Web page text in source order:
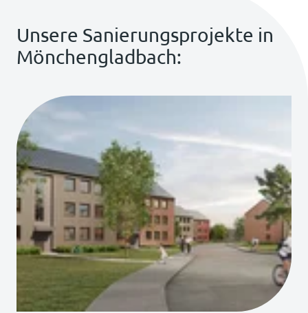
Unsere Sanierungsprojekte in
Mönchengladbach: